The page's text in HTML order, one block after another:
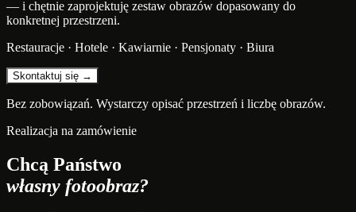
— i chętnie zaprojektuję zestaw obrazów dopasowany do
konkretnej przestrzeni.
Restauracje · Hotele · Kawiarnie · Pensjonaty · Biura
Skontaktuj się →
Bez zobowiązań. Wystarczy opisać przestrzeń i liczbę obrazów.
Realizacja na zamówienie
Chcą Państwo
własny fotoobraz?